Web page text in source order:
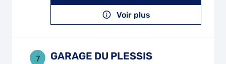
Voir plus
7 GARAGE DU PLESSIS